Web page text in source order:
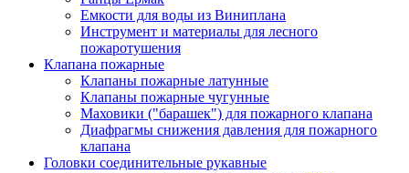
Емкости для воды из Виниплана
Инструмент и материалы для лесного
пожаротушения
Клапана пожарные
Клапаны пожарные латунные
Клапаны пожарные чугунные
Маховики ("барашек") для пожарного клапана
Диафрагмы снижения давления для пожарного
клапана
Головки соединительные рукавные